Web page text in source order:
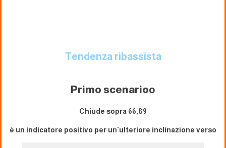
Tendenza ribassista
Primo scenarioo
Chiude sopra 66,89
è un indicatore positivo per un'ulteriore inclinazione verso